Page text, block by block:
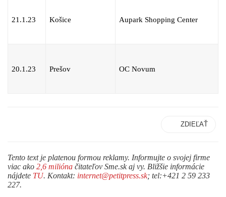
21.1.23 Košice Aupark Shopping Center
20.1.23 Prešov OC Novum
ZDIEĽAŤ
Tento text je platenou formou reklamy. Informujte o svojej firme
viac ako 2,6 milióna čitateľov Sme.sk aj vy. Bližšie informácie
nájdete TU. Kontakt: internet@petitpress.sk; tel:+421 2 59 233
227.